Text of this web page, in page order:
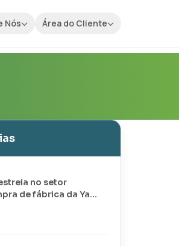
Nós Área do Cliente
no setor
de fábrica da Yara